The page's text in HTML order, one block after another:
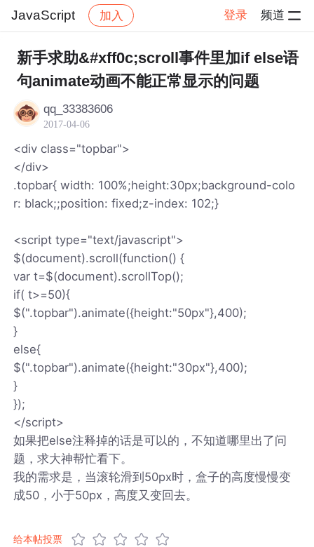
JavaScript 加入 登录 频道
社区 JavaScript 帖子详情
新手求助&#xff0c;scroll事件里加if else语
句animate动画不能正常显示的问题
qq_33383606
2017-04-06
<div class="topbar">
</div>
.topbar{ width: 100%;height:30px;background-colo
r: black;;position: fixed;z-index: 102;}
<script type="text/javascript">
$(document).scroll(function() {
var t=$(document).scrollTop();
if( t>=50){
$(".topbar").animate({height:"50px"},400);
}
else{
$(".topbar").animate({height:"30px"},400);
}
});
</script>
如果把else注释掉的话是可以的，不知道哪里出了问
题，求大神帮忙看下。
我的需求是，当滚轮滑到50px时，盒子的高度慢慢变
成50，小于50px，高度又变回去。
给本帖投票